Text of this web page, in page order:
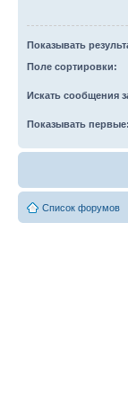
Показывать
Поле сортировки:
Искать сообщения
Показывать первые:
Список форумов